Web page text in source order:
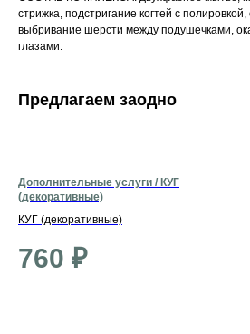
стрижка, подстригание когтей с полировкой,
выбривание шерсти между подушечками,
глазами.
Предлагаем заодно
Дополнительные услуги / КУГ
(декоративные)
КУГ (декоративные)
760 ₽